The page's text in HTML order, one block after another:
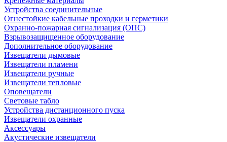
Устройства соединительные
Огнестойкие кабельные проходки и герметики
Охранно-пожарная сигнализация (ОПС)
Взрывозащищенное оборудование
Дополнительное оборудование
Извещатели дымовые
Извещатели пламени
Извещатели ручные
Извещатели тепловые
Оповещатели
Световые табло
Устройства дистанционного пуска
Извещатели охранные
Аксессуары
Акустические извещатели